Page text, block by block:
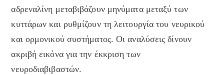
αδρεναλίνη μεταβιβάζουν μηνύματα μεταξύ των
κυττάρων και ρυθμίζουν τη λειτουργία του νευρικού
και ορμονικού συστήματος. Οι αναλύσεις δίνουν
ακριβή εικόνα για την έκκριση των
νευροδιαβιβαστών.